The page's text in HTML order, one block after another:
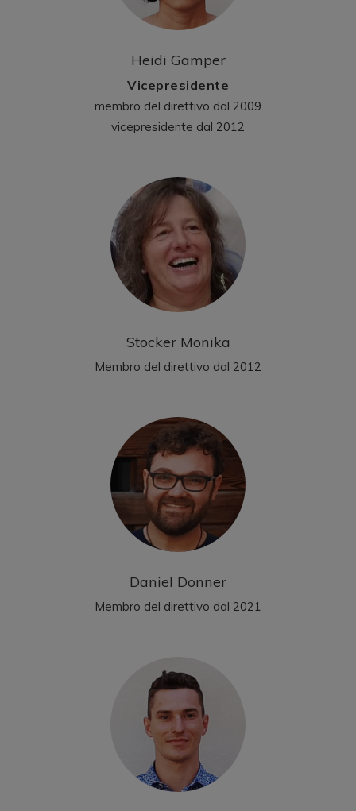
Heidi Gamper
Vicepresidente
membro del direttivo dal 2009
vicepresidente dal 2012
Stocker Monika
Membro del direttivo dal 2012
Daniel Donner
Membro del direttivo dal 2021